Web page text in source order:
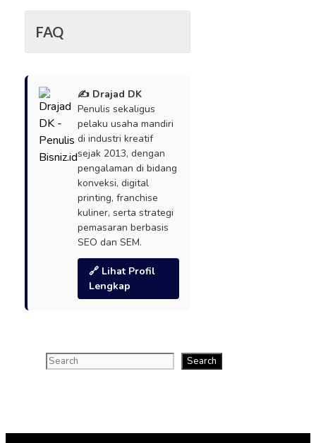
FAQ
✍️ Drajad DK
Penulis sekaligus
pelaku usaha mandiri
di industri kreatif
sejak 2013, dengan
pengalaman di bidang
konveksi, digital
printing, franchise
kuliner, serta strategi
pemasaran berbasis
SEO dan SEM.
🔗 Lihat Profil
Lengkap
Search Search